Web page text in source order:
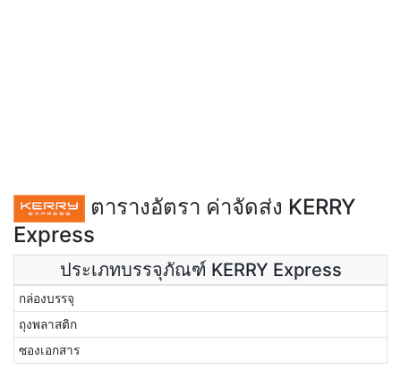
ตารางอัตรา ค่าจัดส่ง KERRY
Express
ประเภทบรรจุภัณฑ์ KERRY Express
กล่องบรรจุ
ถุงพลาสติก
ซองเอกสาร